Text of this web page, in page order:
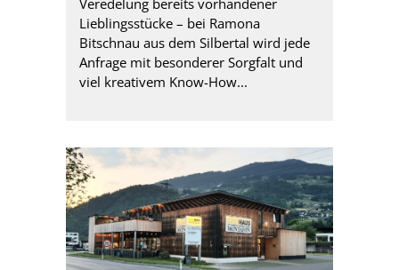
Lieblingsstücke – bei Ramona
Bitschnau aus dem Silbertal wird jede
Anfrage mit besonderer Sorgfalt und
viel kreativem Know-How...